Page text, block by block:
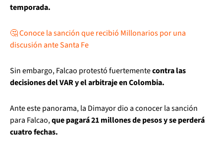
temporada.
🤔 Conoce la sanción que recibió Millonarios por una
discusión ante Santa Fe
Sin embargo, Falcao protestó fuertementecontra las
decisiones del VAR y el arbitraje en Colombia.
Ante este panorama, la Dimayor dio a conocer la sanción
para Falcao,que pagará 21 millones de pesos y se perderá
cuatro fechas.